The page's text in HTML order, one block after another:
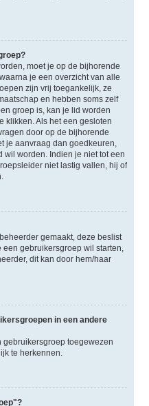
moet je op de bijhorende
je een overzicht van alle
zijn vrij toegankelijk, ze
en hebben soms zelf
groep is, kan je lid worden
klikken. Als het een gesloten
door op de bijhorende
je aanvraag dan goedkeuren,
wil worden. Indien je niet tot een
niet lastig vallen, hij of
gemaakt, deze beslist
gebruikersgroep wil starten,
dit kan door hem/haar
in een andere
gebruikersgroep toegewezen
te herkennen.